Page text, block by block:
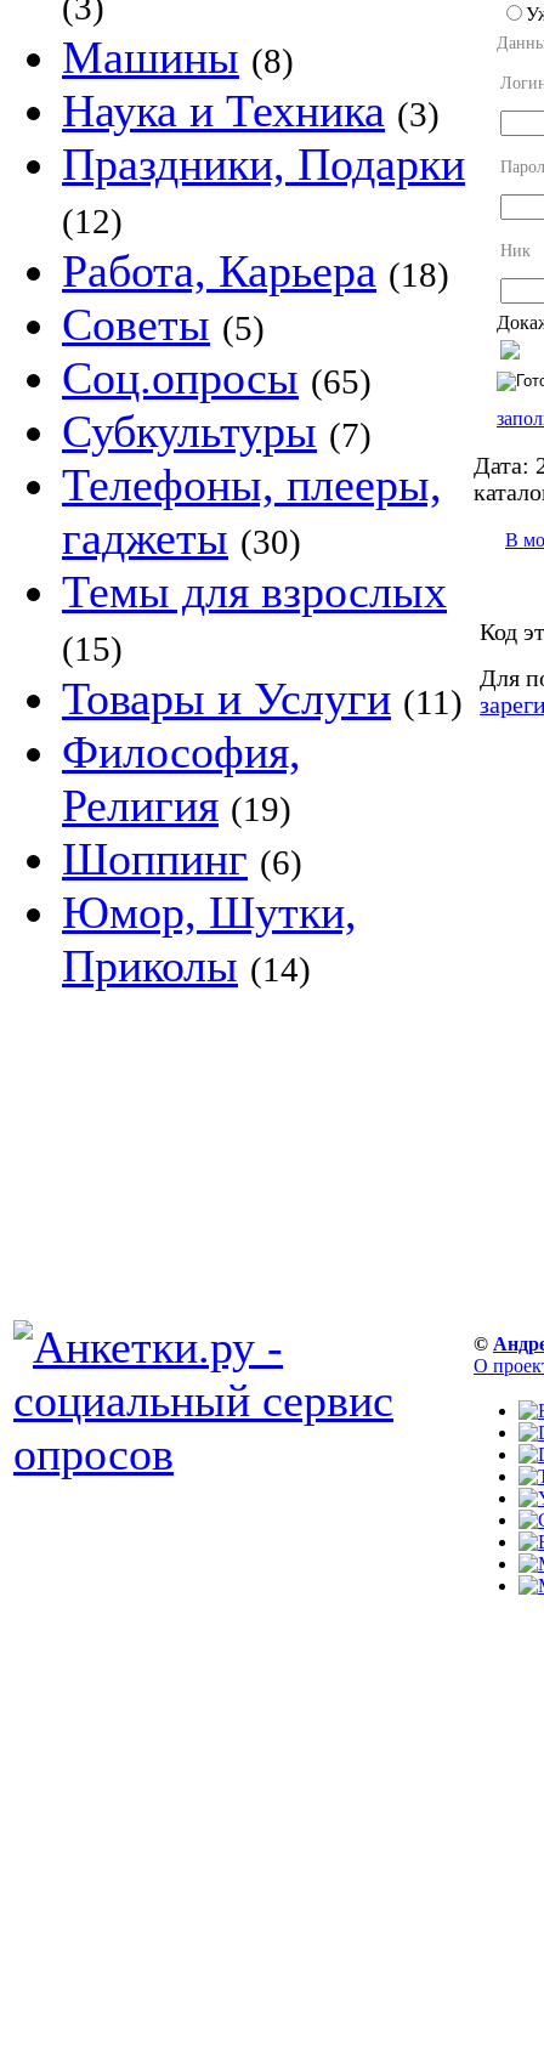
Машины (8)
Наука и Техника (3)
Праздники, Подарки
(12)
Работа, Карьера (18)
Советы (5)
Соц.опросы (65)
Субкультуры (7)
Телефоны, плееры,
гаджеты (30)
Темы для взрослых
(15)
Товары и Услуги (11)
Философия,
Религия (19)
Шоппинг (6)
Юмор, Шутки,
Приколы (14)
Ник
Дата:
В
Код
Для
©
О